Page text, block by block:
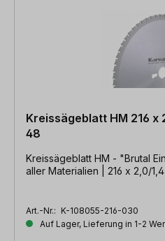
Kreissägeblatt HM 216 x
48
Kreissägeblatt HM - "Brutal
aller Materialien | 216 x 2,0/
Art.-Nr.: K-108055-216-030
Auf Lager, Lieferung in 1-2